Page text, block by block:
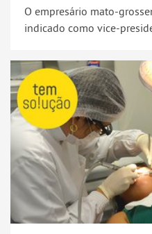
O empresário mato-
indicado como vice-